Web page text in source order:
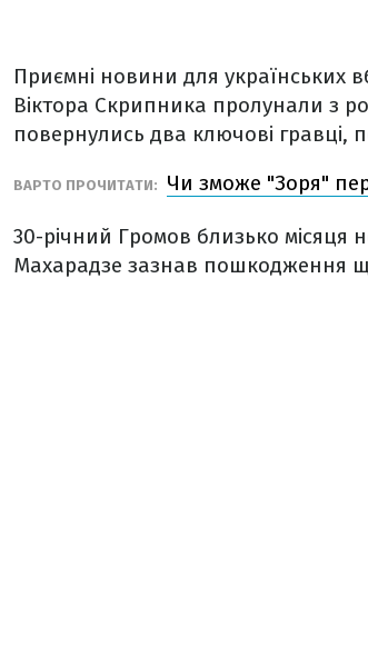
Приємні новини для українських
Віктора Скрипника пролунали з
повернулись два ключові гравці,
ВАРТО ПРОЧИТАТИ: Чи зможе "Зоря"
30-річний Громов близько місяця
Махарадзе зазнав пошкодження